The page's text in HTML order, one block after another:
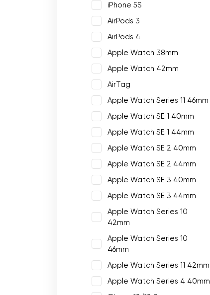
iPhone 5S
AirPods 3
AirPods 4
Apple Watch 38mm
Apple Watch 42mm
AirTag
Apple Watch Series 11 46mm
Apple Watch SE 1 40mm
Apple Watch SE 1 44mm
Apple Watch SE 2 40mm
Apple Watch SE 2 44mm
Apple Watch SE 3 40mm
Apple Watch SE 3 44mm
Apple Watch Series 10
42mm
Apple Watch Series 10
46mm
Apple Watch Series 11 42mm
Apple Watch Series 4 40mm